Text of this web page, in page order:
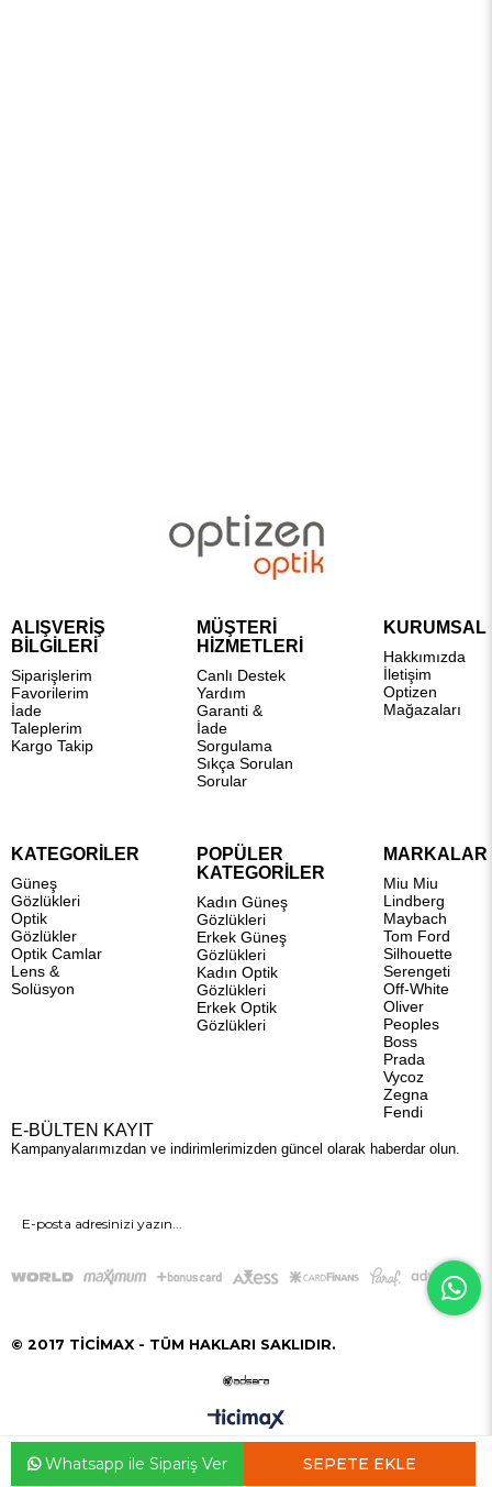
ALIŞVERİŞ
BİLGİLERİ
Siparişlerim
Favorilerim
İade
Taleplerim
Kargo Takip
MÜŞTERİ
HİZMETLERİ
Canlı Destek
Yardım
Garanti &
İade
Sorgulama
Sıkça Sorulan
Sorular
KURUMSAL
Hakkımızda
İletişim
Optizen
Mağazaları
KATEGORİLER
Güneş
Gözlükleri
Optik
Gözlükler
Optik Camlar
Lens &
Solüsyon
POPÜLER
KATEGORİLER
Kadın Güneş
Gözlükleri
Erkek Güneş
Gözlükleri
Kadın Optik
Gözlükleri
Erkek Optik
Gözlükleri
MARKALAR
Miu Miu
Lindberg
Maybach
Tom Ford
Silhouette
Serengeti
Off-White
Oliver
Peoples
Boss
Prada
Vycoz
Zegna
Fendi
E-BÜLTEN KAYIT
Kampanyalarımızdan ve indirimlerimizden güncel olarak haberdar olun.
GÖNDER
© 2017 TİCİMAX - TÜM HAKLARI SAKLIDIR.
Favorilerim
Whatsapp ile Sipariş Ver